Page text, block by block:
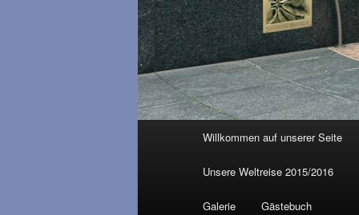
Willkommen auf unserer Seite
Unsere Weltreise 2015/2016
Galerie Gästebuch